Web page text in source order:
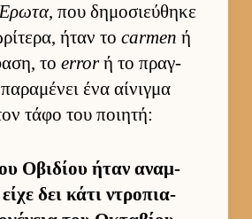
, που δημοσιεύ­θηκε
ήταν το carmen ή
το errorή το πραγ­
ένα αί­νιγμα
τάφο του ποι­ητή:
Οβιδίου ήταν αναμ­
δει κάτι ντροπια­